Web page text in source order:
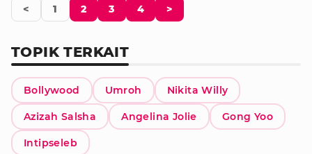
< 1 2 3 4 >
TOPIK TERKAIT
Bollywood Umroh Nikita Willy
Azizah Salsha Angelina Jolie Gong Yoo
Intipseleb